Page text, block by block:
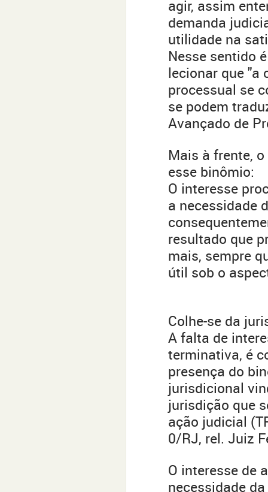
agir, assim
demanda
utilidade na
Nesse sentido
lecionar que "a
processual se
se podem
Avançado de
Mais à frente,
esse binômio:
O interesse
a necessidade
resultado que
mais, sempre
útil sob o
Colhe-se da
A falta de
terminativa, é
presença do
jurisdicional
jurisdição que
ação judicial
0/RJ, rel. Juiz
O interesse de
necessidade